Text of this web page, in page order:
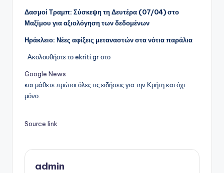
Δασμοί Τραμπ: Σύσκεψη τη Δευτέρα (07/04) στο
Μαξίμου για αξιολόγηση των δεδομένων
Ηράκλειο: Νέες αφίξεις μεταναστών στα νότια παράλια
Ακολουθήστε το ekriti.gr στο
Google News
και μάθετε πρώτοι όλες τις ειδήσεις για την Κρήτη και όχι
μόνο.
Source link
admin